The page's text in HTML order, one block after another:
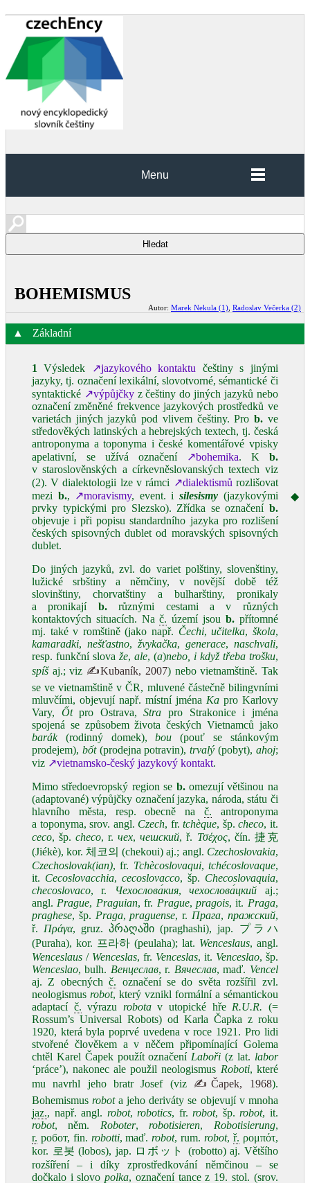
Menu
BOHEMISMUS
Autor: Marek Nekula (1) Radoslav Večerka (2)
▲ Základní
1 Výsledek ↗jazykového kontaktu češtiny s jinými
jazyky, tj. označení lexikální, slovotvorné, sémantické či
syntaktické ↗výpůjčkyz češtiny do jiných jazyků nebo
označení změněné frekvence jazykových prostředků ve
varietách jiných jazyků pod vlivem češtiny. Prob. ve
středověkých latinských a hebrejských textech, tj. česká
antroponyma a toponyma i české komentářové vpisky
apelativní, se užívá označení
↗bohemika. K b.
v staroslověnských a církevněslovanských textech viz
(2). V dialektologii lze v rámci ↗dialektismů rozlišovat
mezi b., ↗moravismy, event. isilesismy (jazykovými
prvky typickými pro Slezsko). Zřídka se označení b.
objevuje i při popisu standardního jazyka pro rozlišení
českých spisovných dublet od moravských spisovných
dublet.
Do jiných jazyků, zvl. do variet polštiny, slovenštiny,
lužické srbštiny a němčiny, v novější době též
slovinštiny, chorvatštiny a bulharštiny, pronikaly
a pronikají b.různými cestami a v různých
kontaktových situacích. Nač. území jsou b.přítomné
mj. také v romštině (jako např. Čechi,učitelka, škola,
kamaradki, nešťastno, žvykačka, generace, naschvali,
resp. funkční slova že, ale, (a)nebo, i když třeba trošku,
spíšaj.; viz ✍Kubaník, 2007) nebo vietnamštině. Tak
se ve vietnamštině v ČR, mluvené částečně bilingvními
mluvčími, objevují např. místní jména Kapro Karlovy
Vary, Ốtpro Ostrava,Stra pro Strakonice i jména
spojená se způsobem života českých Vietnamců jako
barák(rodinný domek),bou (pouť se stánkovým
prodejem), bốt(prodejna potravin),trvalý (pobyt), ahoj;
viz ↗vietnamsko-český jazykový kontakt.
Mimo středoevropský region se b.omezují většinou na
(adaptované) výpůjčky označení jazyka, národa, státu či
hlavního města, resp. obecně na č. antroponyma
a toponyma, srov. angl. Czech, fr.tchèque, šp.checo, it.
ceco, šp.checo, r.чеx,чешский, ř. Τσέχος, čín. 捷克
(Jiékè), kor. 체코의 (chekoui) aj.; angl. Czechoslovakia,
Czechoslovak(ian), fr. Tchècoslovaqui, tchécoslovaque,
it. Cecoslovacchia, cecoslovacco, šp. Checoslovaquia,
checoslovaco, r. Чехослова́кия,чехослова́цкий aj.;
angl. Prague, Praguian, fr. Prague, pragois, it. Praga,
praghese, šp. Praga,praguense, r. Прага, пражский,
ř. Πράγα, gruz. პრაღაში (praghashi), jap. プラハ
(Puraha), kor. 프라하 (peulaha); lat. Wenceslaus, angl.
Wenceslaus / Wenceslas, fr. Venceslas, it. Venceslao, šp.
Wenceslao, bulh. Венцеслав, r. Вячеслав, maď. Vencel
aj. Z obecnýchč. označení se do světa rozšířil zvl.
neologismus robot, který vznikl formální a sémantickou
adaptací č. výrazu robotav utopické hře R.U.R. (=
Rossum’s Universal Robots) od Karla Čapka z roku
1920, která byla poprvé uvedena v roce 1921. Pro lidi
stvořené člověkem a v něčem připomínající Golema
chtěl Karel Čapek použít označení Laboři (z lat. labor
‘práce’), nakonec ale použil neologismus Roboti, které
mu navrhl jeho bratr Josef (viz ✍Čapek, 1968).
Bohemismusrobota jeho deriváty se objevují v mnoha
jaz., např. angl. robot,robotics, fr.robot, šp.robot, it.
robot, něm. Roboter,robotisieren, Robotisierung,
r. робот, fin. robotti, maď.robot, rum.robot, ř. ρομπότ,
kor. 로봇 (lobos), jap. ロボット (robotto) aj. Většího
rozšíření – i díky zprostředkování němčinou – se
dočkalo i slovopolka, označení tance z 19. stol. (srov.
◆